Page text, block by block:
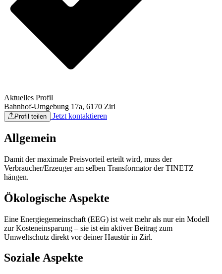
Aktuelles Profil
Bahnhof-Umgebung 17a, 6170 Zirl
Profil teilen Jetzt kontaktieren
Allgemein
Damit der maximale Preisvorteil erteilt wird, muss der
Verbraucher/Erzeuger am selben Transformator der TINETZ
hängen.
Ökologische Aspekte
Eine Energiegemeinschaft (EEG) ist weit mehr als nur ein Modell
zur Kosteneinsparung – sie ist ein aktiver Beitrag zum
Umweltschutz direkt vor deiner Haustür in Zirl.
Soziale Aspekte